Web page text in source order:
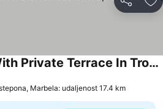
Deli
Accommodation With Private Terrace In Tropical Garden,
Marbela: udaljenost 17.4 km